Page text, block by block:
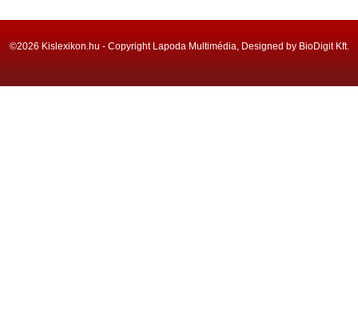
©2026 Kislexikon.hu - Copyright Lapoda Multimédia, Designed by BioDigit Kft.